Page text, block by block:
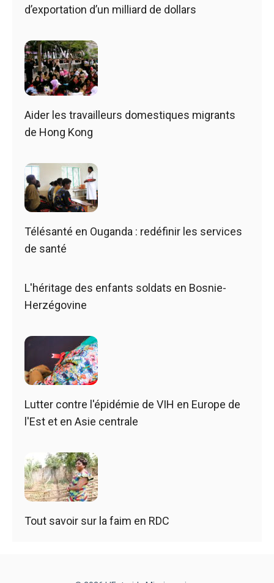
d’exportation d’un milliard de dollars
Aider les travailleurs domestiques migrants
de Hong Kong
Télésanté en Ouganda : redéfinir les services
de santé
L'héritage des enfants soldats en Bosnie-
Herzégovine
Lutter contre l'épidémie de VIH en Europe de
l'Est et en Asie centrale
Tout savoir sur la faim en RDC